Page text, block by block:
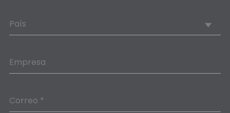
País
Empresa
Correo *